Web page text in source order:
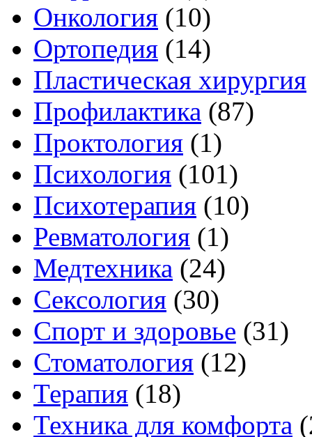
Онкология (10)
Ортопедия (14)
Пластическая хирургия
Профилактика (87)
Проктология (1)
Психология (101)
Психотерапия (10)
Ревматология (1)
Медтехника (24)
Сексология (30)
Спорт и здоровье (31)
Стоматология (12)
Терапия (18)
Техника для комфорта